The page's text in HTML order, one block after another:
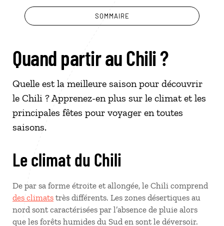
SOMMAIRE
Quand partir au Chili ?
Quelle est la meilleure saison pour découvrir
le Chili ? Apprenez-en plus sur le climat et les
principales fêtes pour voyager en toutes
saisons.
Le climat du Chili
De par sa forme étroite et allongée, le Chili comprend
des climats très différents. Les zones désertiques au
nord sont caractérisées par l’absence de pluie alors
que les forêts humides du Sud en sont le déversoir.